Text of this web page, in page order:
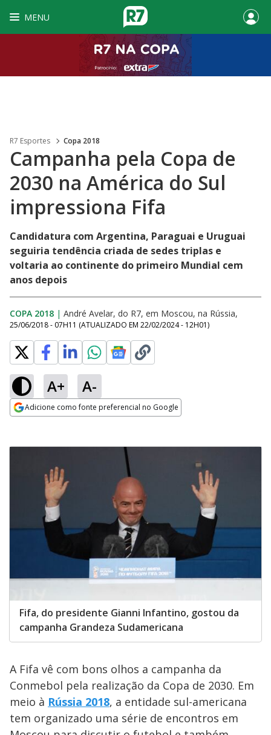
MENU
R7 Esportes Copa 2018
Campanha pela Copa de
2030 na América do Sul
impressiona Fifa
Candidatura com Argentina, Paraguai e Uruguai
seguiria tendência criada de sedes triplas e
voltaria ao continente do primeiro Mundial cem
anos depois
COPA 2018 | André Avelar, do R7, em Moscou, na Rússia,
25/06/2018 - 07H11 (ATUALIZADO EM 22/02/2024 - 12H01)
A+ A-
Adicione como fonte preferencial no Google
Fifa, do presidente Gianni Infantino, gostou da
campanha Grandeza Sudamericana
A Fifa vê com bons olhos a campanha da
Conmebol pela realização da Copa de 2030. Em
meio à Rússia 2018, a entidade sul-americana
tem organizado uma série de encontros em